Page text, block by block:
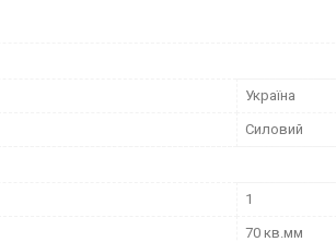
Україна
Силовий
1
70 кв.мм